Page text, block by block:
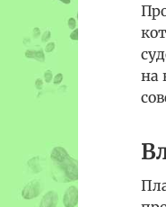
на